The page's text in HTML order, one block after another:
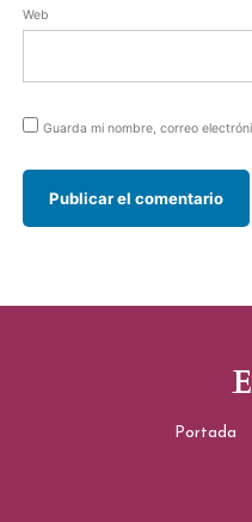
Web
Guarda mi nombre, correo
Portada